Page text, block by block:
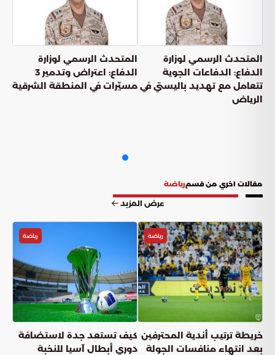
المتحدث الرسمي لوزارة
الدفاع: الدفاعات الجوية
تتعامل مع تهديد باليستي في
الرياض
المتحدث الرسمي لوزارة
الدفاع: اعتراض وتدمير 3
مسيّرات في المنطقة الشرقية
مقالات اخري من قسمرياضة
عرض المزيد
رياضة
خريطة ترتيب أندية المحترفين
بعد انتهاء منافسات الجولة
رياضة
كيف تستعد جدة لاستضافة
دوري أبطال آسيا للنخبة